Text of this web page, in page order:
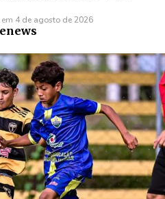
em 4 de agosto de 2026